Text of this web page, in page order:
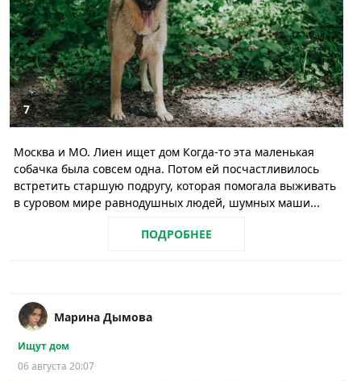
7
Москва и МО. Лиен ищет дом Когда-то эта маленькая
собачка была совсем одна. Потом ей посчастливилось
встретить старшую подругу, которая помогала выживать
в суровом мире равнодушных людей, шумных маши...
ПОДРОБНЕЕ
Марина Дымова
Ищут дом
06 августа 20:07